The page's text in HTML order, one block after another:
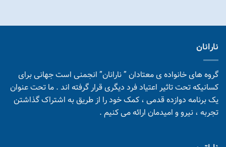
نارانان
گروه های خانواده ی معتادان ” نارانان” انجمنی است جهانی برای
کسانیکه تحت تاثیر اعتیاد فرد دیگری قرار گرفته اند . ما تحت عنوان
یک برنامه دوازده قدمی ، کمک خود را از طریق به اشتراک گذاشتن
تجربه ، نیرو و امیدمان ارائه می کنیم .